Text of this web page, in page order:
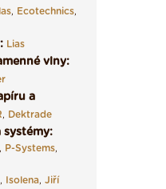
, Ecotechnics,
Lias
vlny:
a
, Dektrade
systémy:
, P-Systems,
, Isolena, Jiří